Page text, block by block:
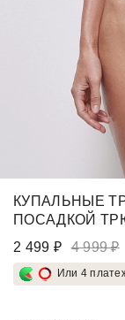
КУПАЛЬНЫЕ
ПОСАДКОЙ
2 499 ₽
4 999 ₽
Или 4